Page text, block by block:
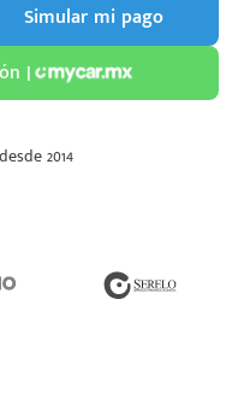
Simular mi pago
|
2014